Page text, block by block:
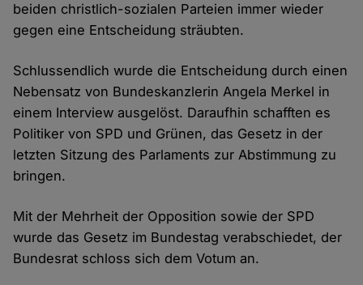
beiden christlich-sozialen Parteien immer wieder
gegen eine Entscheidung sträubten.
Schlussendlich wurde die Entscheidung durch einen
Nebensatz von Bundeskanzlerin Angela Merkel in
einem Interview ausgelöst. Daraufhin schafften es
Politiker von SPD und Grünen, das Gesetz in der
letzten Sitzung des Parlaments zur Abstimmung zu
bringen.
Mit der Mehrheit der Opposition sowie der SPD
wurde das Gesetz im Bundestag verabschiedet, der
Bundesrat schloss sich dem Votum an.